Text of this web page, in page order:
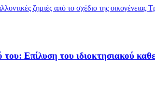
ζημιές από το σχέδιο της οικογένειας
Επίλυση του ιδιοκτησιακού